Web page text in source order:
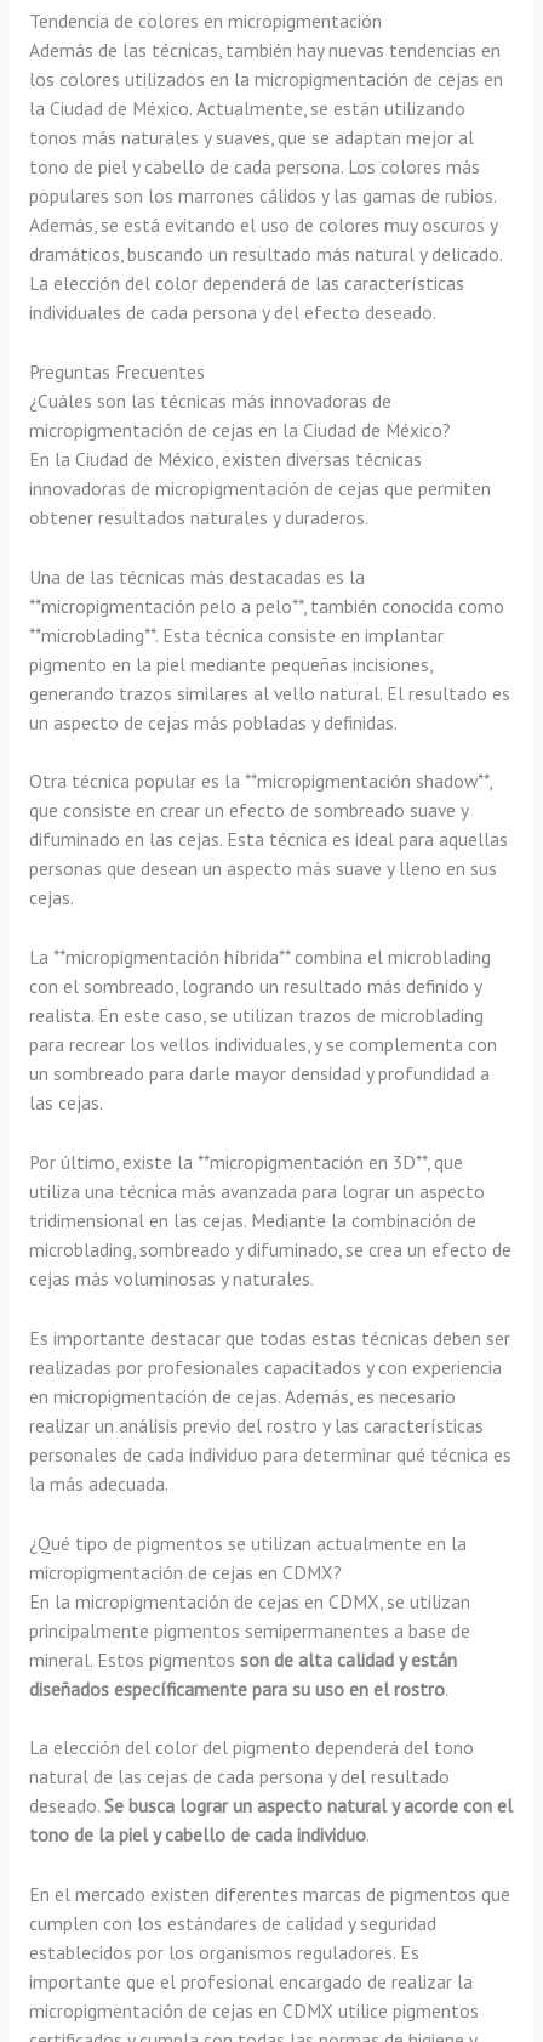
Tendencia de colores en micropigmentación
Además de las técnicas, también hay nuevas tendencias en
los colores utilizados en la micropigmentación de cejas en
la Ciudad de México. Actualmente, se están utilizando
tonos más naturales y suaves, que se adaptan mejor al
tono de piel y cabello de cada persona. Los colores más
populares son los marrones cálidos y las gamas de rubios.
Además, se está evitando el uso de colores muy oscuros y
dramáticos, buscando un resultado más natural y delicado.
La elección del color dependerá de las características
individuales de cada persona y del efecto deseado.
Preguntas Frecuentes
¿Cuáles son las técnicas más innovadoras de
micropigmentación de cejas en la Ciudad de México?
En la Ciudad de México, existen diversas técnicas
innovadoras de micropigmentación de cejas que permiten
obtener resultados naturales y duraderos.
Una de las técnicas más destacadas es la
**micropigmentación pelo a pelo**, también conocida como
**microblading**. Esta técnica consiste en implantar
pigmento en la piel mediante pequeñas incisiones,
generando trazos similares al vello natural. El resultado es
un aspecto de cejas más pobladas y definidas.
Otra técnica popular es la **micropigmentación shadow**,
que consiste en crear un efecto de sombreado suave y
difuminado en las cejas. Esta técnica es ideal para aquellas
personas que desean un aspecto más suave y lleno en sus
cejas.
La **micropigmentación híbrida** combina el microblading
con el sombreado, logrando un resultado más definido y
realista. En este caso, se utilizan trazos de microblading
para recrear los vellos individuales, y se complementa con
un sombreado para darle mayor densidad y profundidad a
las cejas.
Por último, existe la **micropigmentación en 3D**, que
utiliza una técnica más avanzada para lograr un aspecto
tridimensional en las cejas. Mediante la combinación de
microblading, sombreado y difuminado, se crea un efecto de
cejas más voluminosas y naturales.
Es importante destacar que todas estas técnicas deben ser
realizadas por profesionales capacitados y con experiencia
en micropigmentación de cejas. Además, es necesario
realizar un análisis previo del rostro y las características
personales de cada individuo para determinar qué técnica es
la más adecuada.
¿Qué tipo de pigmentos se utilizan actualmente en la
micropigmentación de cejas en CDMX?
En la micropigmentación de cejas en CDMX, se utilizan
principalmente pigmentos semipermanentes a base de
mineral. Estos pigmentos son de alta calidad y están
diseñados específicamente para su uso en el rostro.
La elección del color del pigmento dependerá del tono
natural de las cejas de cada persona y del resultado
deseado. Se busca lograr un aspecto natural y acorde con el
tono de la piel y cabello de cada individuo.
En el mercado existen diferentes marcas de pigmentos que
cumplen con los estándares de calidad y seguridad
establecidos por los organismos reguladores. Es
importante que el profesional encargado de realizar la
micropigmentación de cejas en CDMX utilice pigmentos